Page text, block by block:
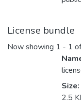
License bundle
Now showing 1 - 1
Size:
2.5